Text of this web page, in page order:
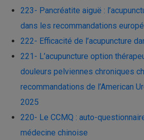
223- Pancréatite aiguë :
dans les recommandations
222- Efficacité de l’acupuncture
221- L’acupuncture option
douleurs pelviennes chroniques
recommandations de l’American
2025
220- Le CCMQ : auto-
médecine chinoise